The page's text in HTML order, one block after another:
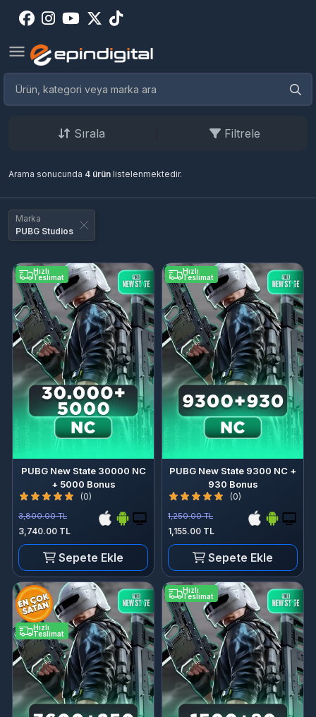
Sırala Filtrele
Arama sonucunda 4 ürün listelenmektedir.
Marka
PUBG Studios
Hızlı
Teslimat
PUBG New State 30000 NC
+ 5000 Bonus
(0)
3,800.00 TL
3,740.00 TL
Sepete Ekle
Hızlı
Teslimat
PUBG New State 9300 NC +
930 Bonus
(0)
1,250.00 TL
1,155.00 TL
Sepete Ekle
Hızlı
Teslimat
Hızlı
Teslimat